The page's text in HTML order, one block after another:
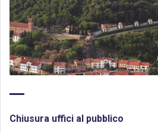
Chiusura uffici al pubblico